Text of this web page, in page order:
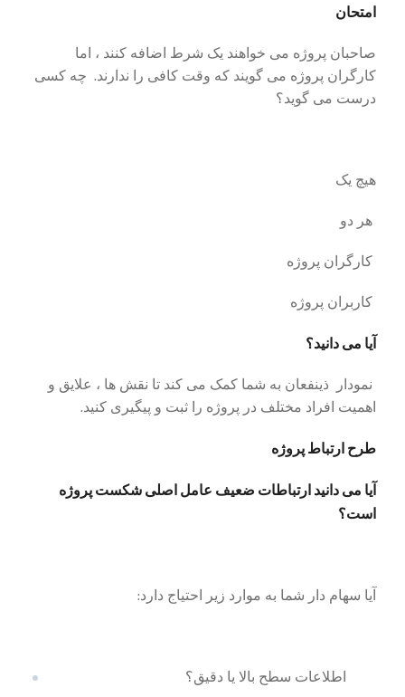
امتحان
صاحبان پروژه می خواهند یک شرط اضافه کنند ، اما
کارگران پروژه می گویند که وقت کافی را ندارند. چه کسی
درست می گوید؟
هیچ یک
هر دو
کارگران پروژه
کاربران پروژه
آیا می دانید؟
نمودار ذینفعان به شما کمک می کند تا نقش ها ، علایق و
اهمیت افراد مختلف در پروژه را ثبت و پیگیری کنید.
طرح ارتباط پروژه
آیا می دانید ارتباطات ضعیف عامل اصلی شکست پروژه
است؟
آیا سهام دار شما به موارد زیر احتیاج دارد:
اطلاعات سطح بالا یا دقیق؟